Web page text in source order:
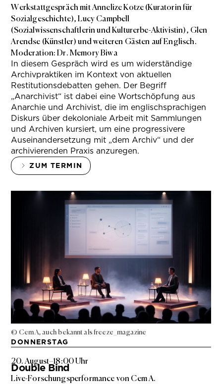
Werkstattgespräch mit Annelize Kotze (Kuratorin für
Sozialgeschichte), Lucy Campbell
(Sozialwissenschaftlerin und Kulturerbe-Aktivistin), Glen
Arendse (Künstler) und weiteren Gästen auf Englisch.
Moderation: Dr. Memory Biwa
In diesem Gespräch wird es um widerständige
Archivpraktiken im Kontext von aktuellen
Restitutionsdebatten gehen. Der Begriff
„Anarchivist“ ist dabei eine Wortschöpfung aus
Anarchie und Archivist, die im englischsprachigen
Diskurs über dekoloniale Arbeit mit Sammlungen
und Archiven kursiert, um eine progressivere
Auseinandersetzung mit „dem Archiv“ und der
archivierenden Praxis anzuregen.
ZUM TERMIN
© Cem A, auch bekannt als freeze_magazine
DONNERSTAG
20. August–18:00 Uhr
Double Bind
Live-Forschungsperformance von Cem A.